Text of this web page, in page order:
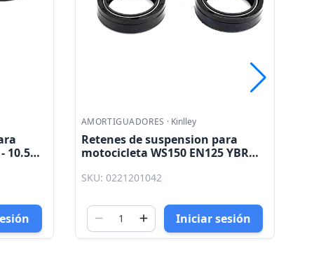
YBR
AMORTIGUADORES · Kinlley
Retenes de suspension para
motocicleta FT125 Cargo 125 27 -
SKU: 0221201044
Iniciar sesión